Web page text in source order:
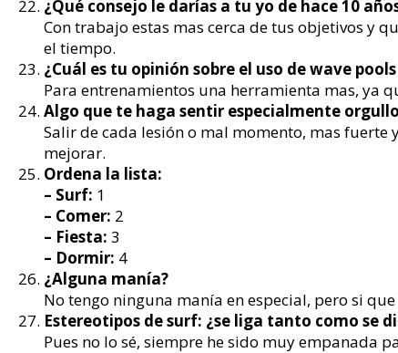
¿Qué consejo le darías a tu yo de hace 10
Con trabajo estas mas cerca de tus objetivos y
el tiempo.
¿Cuál es tu opinión sobre el uso de wave
Para entrenamientos una herramienta mas, ya
Algo que te haga sentir especialmente
Salir de cada lesión o mal momento, mas fuerte
mejorar.
Ordena la lista:
– Surf: 1
– Comer: 2
– Fiesta: 3
– Dormir: 4
¿Alguna manía?
No tengo ninguna manía en especial, pero si
Estereotipos de surf: ¿se liga tanto como se
Pues no lo sé, siempre he sido muy empanada